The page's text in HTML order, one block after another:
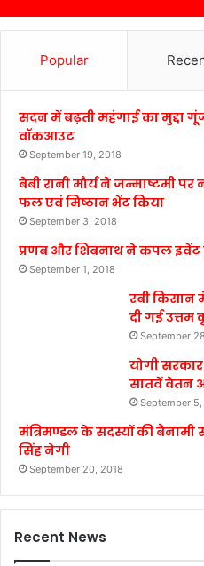
Popular
सदन में बढ़ती महंगाई का मुद्दा
वॉकआउट
September 19, 2018
बेबी रानी मौर्य ने जन्माष्टमी
फल एवं मिष्ठान भेंट किया
September 3, 2018
प्रणब और शिबनाथ ने कपल इवेंट
September 1, 2018
रबी
दी गई
September
योगी
सातवें वेतन
September 5,
मंत्रिमण्डल के सदस्यों की बैनामी
सिंह नेगी
September 20, 2018
Recent News